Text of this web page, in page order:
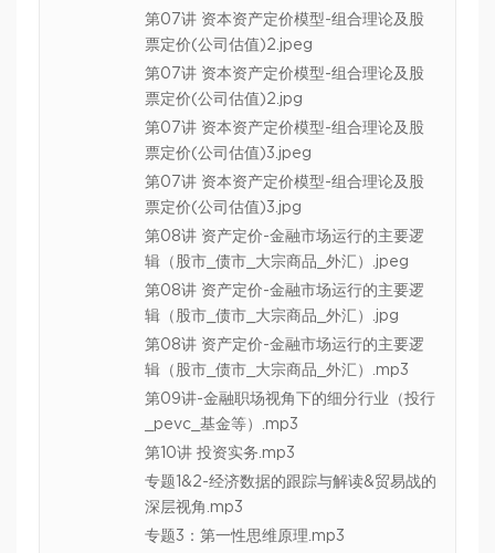
第07讲 资本资产定价模型-组合理论及股
票定价(公司估值)2.jpeg
第07讲 资本资产定价模型-组合理论及股
票定价(公司估值)2.jpg
第07讲 资本资产定价模型-组合理论及股
票定价(公司估值)3.jpeg
第07讲 资本资产定价模型-组合理论及股
票定价(公司估值)3.jpg
第08讲 资产定价-金融市场运行的主要逻
辑（股市_债市_大宗商品_外汇）.jpeg
第08讲 资产定价-金融市场运行的主要逻
辑（股市_债市_大宗商品_外汇）.jpg
第08讲 资产定价-金融市场运行的主要逻
辑（股市_债市_大宗商品_外汇）.mp3
第09讲-金融职场视角下的细分行业（投行
_pevc_基金等）.mp3
第10讲 投资实务.mp3
专题1&2-经济数据的跟踪与解读&贸易战的
深层视角.mp3
专题3：第一性思维原理.mp3